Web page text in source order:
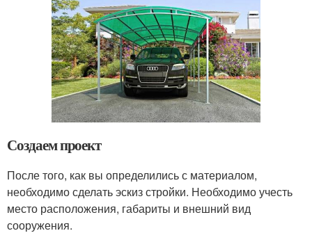
Создаем проект
После того, как вы определились с материалом,
необходимо сделать эскиз стройки. Необходимо учесть
место расположения, габариты и внешний вид
сооружения.